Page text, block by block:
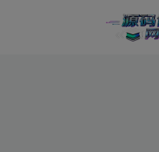
仅用于学习测试，不可